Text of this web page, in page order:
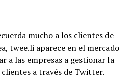
mucho a los clientes de
twee.li aparece en el mercado
a las empresas a gestionar la
a través de Twitter.